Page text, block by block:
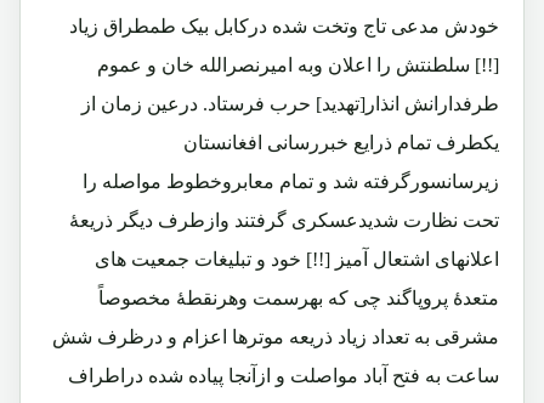
خودش مدعی تاج وتخت شده درکابل بیک طمطراق زیاد
[!!] سلطنتش را اعلان وبه امیرنصرالله خان و عموم
طرفدارانش انذار[تهدید] حرب فرستاد. درعین زمان از
یکطرف تمام ذرایع خبررسانی افغانستان
زیرسانسورگرفته شد و تمام معابروخطوط مواصله را
تحت نظارت شدیدعسکری گرفتند وازطرف دیگر ذریعۀ
اعلانهای اشتعال آمیز [!!] خود و تبلیغات جمعیت های
متعدۀ پروپاگند چی که بهرسمت وهرنقطۀ مخصوصاً
مشرقی به تعداد زیاد ذریعه موترها اعزام و درظرف شش
ساعت به فتح آباد مواصلت و ازآنجا پیاده شده دراطراف